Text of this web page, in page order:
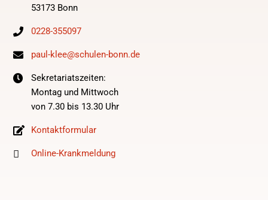
53173 Bonn
0228-355097
paul-klee@schulen-bonn.de
Sekretariatszeiten:
Montag und Mittwoch
von 7.30 bis 13.30 Uhr
Kontaktformular
Online-Krankmeldung